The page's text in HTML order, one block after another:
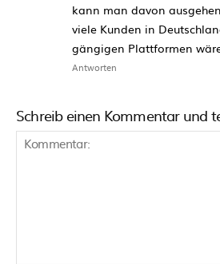
kann man davon
viele Kunden in
gängigen Plattformen
Antworten
Schreib einen Kommentar und